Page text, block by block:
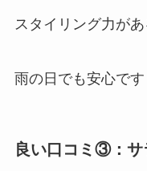
スタイリング力が
雨の日でも安心です
良い口コミ③：サ